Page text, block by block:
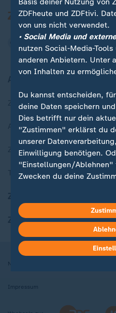
Zuletzt veröffentlicht
Aktuelle Sendungs-Videos
ZDFheute Stories
Themen im Überblick
ZDFheute Apps
Nutzungsbedingungen
Impressum
ZDFheute und ZDFtivi.
von uns nicht verwendet.
• Social Media und
nutzen Social-Media-
anderen Anbietern. Unter
von Inhalten zu
Du kannst entscheiden,
deine Daten speichern
Dies betrifft nur dein
"Zustimmen" erklärst du
unserer
Einwilligung benötigen.
"Einstellungen/Ablehnen"
Zwecken du deine
in deinen Einstellungen
Hier findest du das
Weitere Informationen
Datenschutzerklärung.